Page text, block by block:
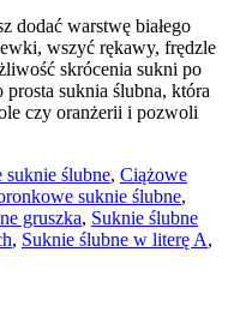
dodać warstwę białego
wszyć rękawy, frędzle
skrócenia sukni po
suknia ślubna, która
czy oranżerii i pozwoli
suknie ślubne, Ciążowe
suknie ślubne,
gruszka, Suknie ślubne
, Suknie ślubne w literę A,